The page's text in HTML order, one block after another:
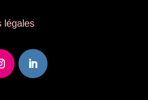
légales